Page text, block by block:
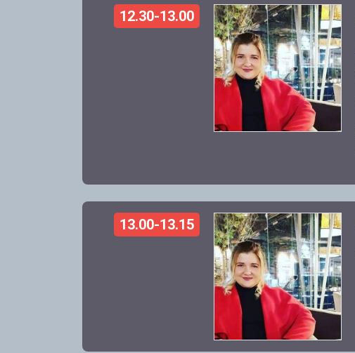
12.30-13.00
13.00-13.15